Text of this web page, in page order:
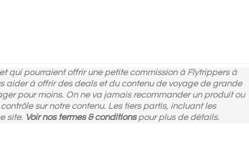
qui pourraient offrir une petite commission à Flytrippers à
aider à offrir des deals et du contenu de voyage de grande
pour moins. On ne va jamais recommander un produit ou
sur notre contenu. Les tiers partis, incluant les
site. Voir nos termes & conditionspour plus de détails.